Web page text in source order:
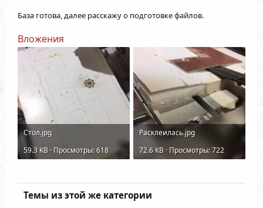
База готова, далее расскажу о подготовке файлов.
Вложения
Стол.jpg
59.3 KB · Просмотры: 618
Расклеилась.jpg
72.6 KB · Просмотры: 722
Темы из этой же категории